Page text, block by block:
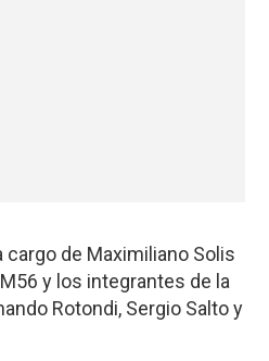
de Maximiliano Solis
y los integrantes de la
Rotondi, Sergio Salto y